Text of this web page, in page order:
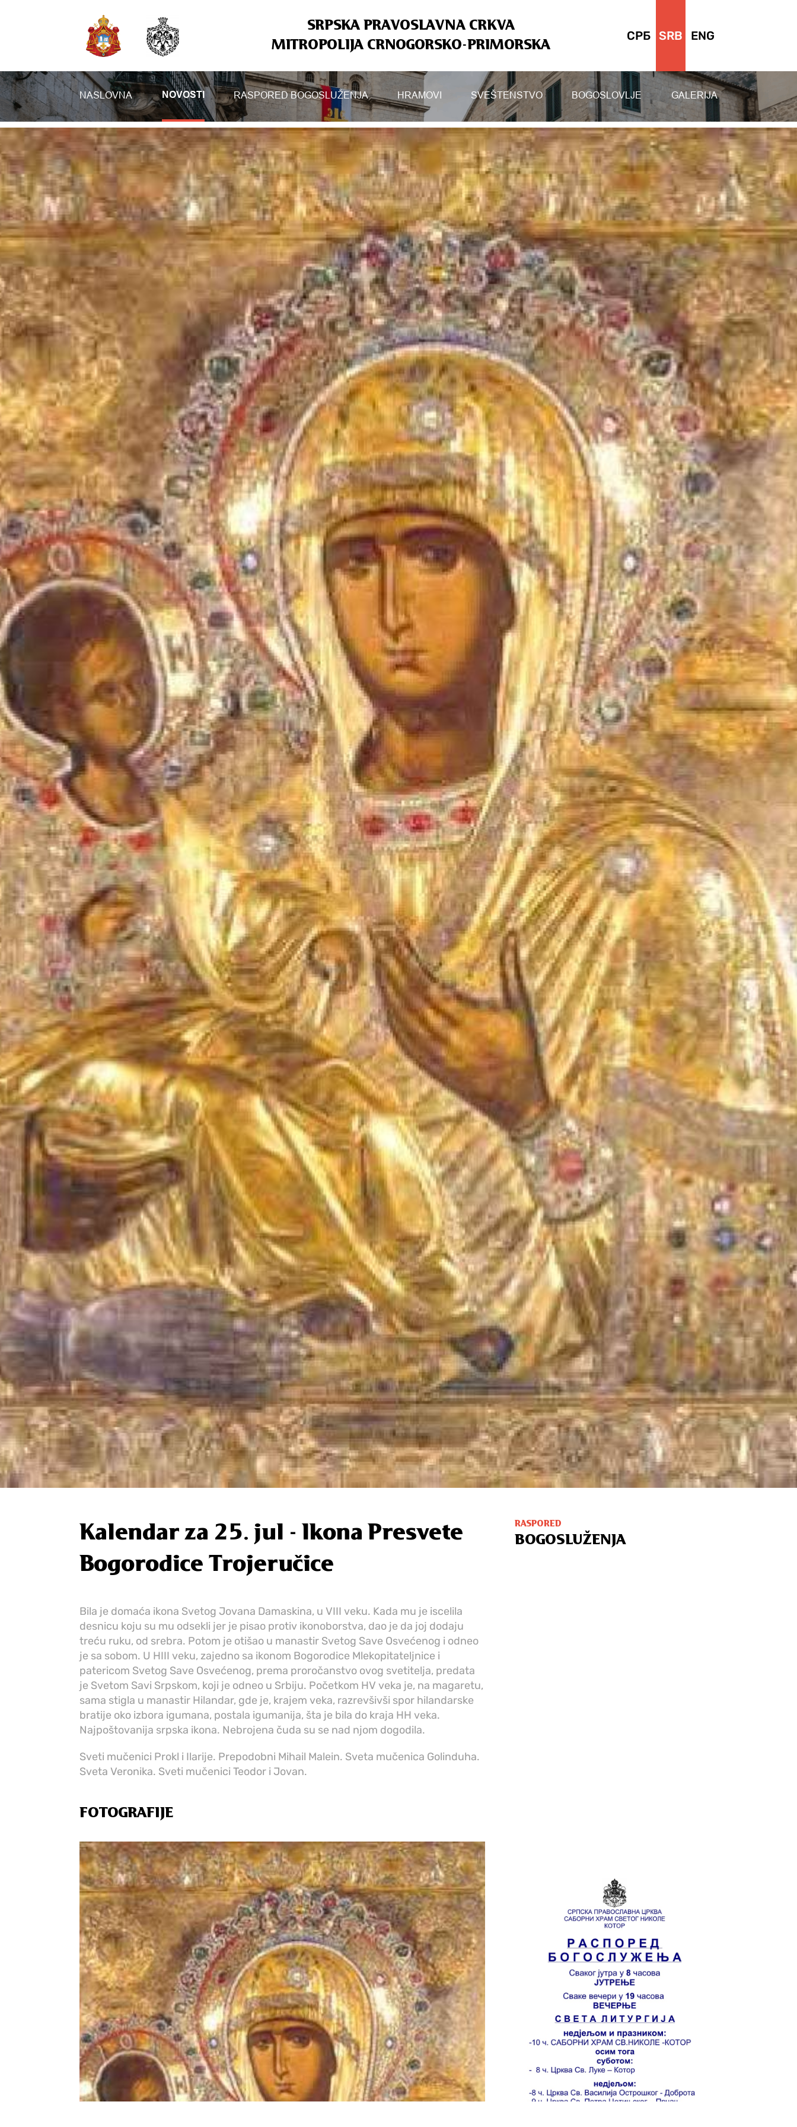
SRPSKA PRAVOSLAVNA CRKVA
MITROPOLIJA CRNOGORSKO-PRIMORSKA
СРБ SRB ENG
NASLOVNA NOVOSTI RASPORED BOGOSLUŽENJA HRAMOVI SVEŠTENSTVO BOGOSLOVLJE GALERIJA
Kalendar za 25. jul - Ikona Presvete
Bogorodice Trojeručice
Bila je domaća ikona Svetog Jovana Damaskina, u VIII veku. Kada mu je iscelila
desnicu koju su mu odsekli jer je pisao protiv ikonoborstva, dao je da joj dodaju
treću ruku, od srebra. Potom je otišao u manastir Svetog Save Osvećenog i odneo
je sa sobom. U HIII veku, zajedno sa ikonom Bogorodice Mlekopitateljnice i
patericom Svetog Save Osvećenog, prema proročanstvo ovog svetitelja, predata
je Svetom Savi Srpskom, koji je odneo u Srbiju. Početkom HV veka je, na magaretu,
sama stigla u manastir Hilandar, gde je, krajem veka, razrevšivši spor hilandarske
bratije oko izbora igumana, postala igumanija, šta je bila do kraja HH veka.
Najpoštovanija srpska ikona. Nebrojena čuda su se nad njom dogodila.
Sveti mučenici Prokl i Ilarije. Prepodobni Mihail Malein. Sveta mučenica Golinduha.
Sveta Veronika. Sveti mučenici Teodor i Jovan.
FOTOGRAFIJE
RASPORED
BOGOSLUŽENJA